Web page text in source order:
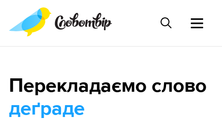
Перекладаємо слово
деґраде